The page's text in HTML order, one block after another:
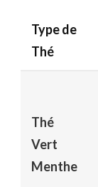
Type de
Thé
Thé
Vert
Menthe